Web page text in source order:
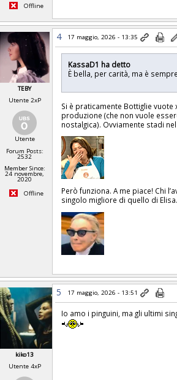
Offline
TEBY
Utente 2xP
Utente
Forum Posts:
2532
Member Since:
24 novembre,
2020
Offline
4 17 maggio, 2026 - 13:35
KassaD1 ha detto
È bella, per carità, ma è
Si è praticamente Bottiglie
produzione (che non vuole
nostalgica). Ovviamente stadi
Però funziona. A me piace! Chi
singolo migliore di quello di
kiko13
Utente 4xP
5 17 maggio, 2026 - 13:51
Io amo i pinguini, ma gli ultimi